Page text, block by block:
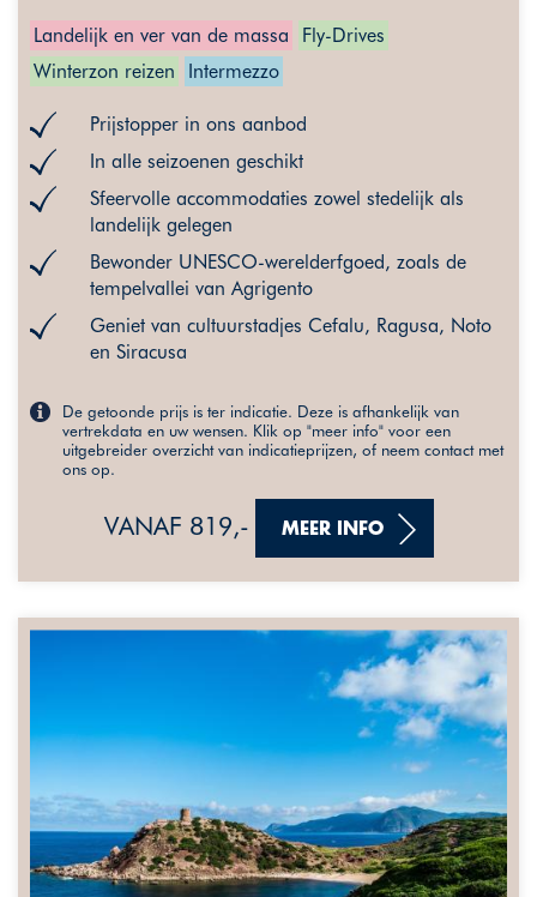
Landelijk en ver van de massa
Fly-Drives
Winterzon reizen
Intermezzo
Prijstopper in ons aanbod
In alle seizoenen geschikt
Sfeervolle accommodaties zowel stedelijk als
landelijk gelegen
Bewonder UNESCO-werelderfgoed, zoals de
tempelvallei van Agrigento
Geniet van cultuurstadjes Cefalu, Ragusa, Noto
en Siracusa
De getoonde prijs is ter indicatie. Deze is afhankelijk van
vertrekdata en uw wensen. Klik op "meer info" voor een
uitgebreider overzicht van indicatieprijzen, of neem contact met
ons op.
VANAF 819,- MEER INFO